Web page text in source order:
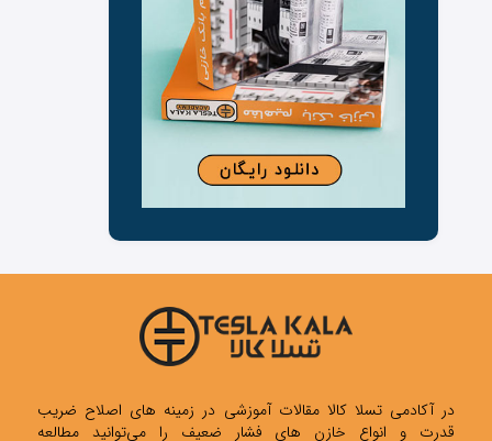
در آکادمی تسلا کالا مقالات آموزشی در زمینه های اصلاح ضریب
قدرت و انواع خازن های فشار ضعیف را می‌توانید مطالعه